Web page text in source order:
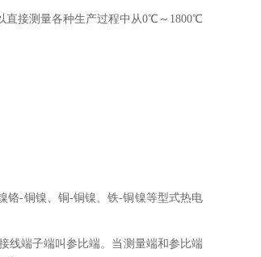
直接测量各种生产过程中从0℃～1800℃
铬-铜镍、铜-铜镍、铁-铜镍等型式热电
线端子端叫参比端。当测量端和参比端